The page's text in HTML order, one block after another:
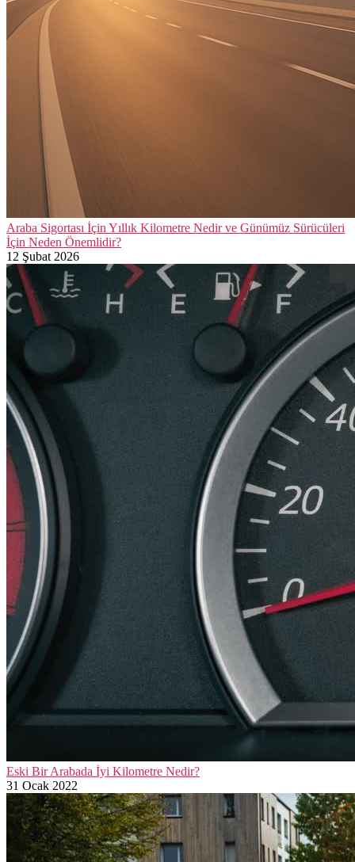
Araba Sigortası İçin Yıllık Kilometre Nedir ve Günümüz Sürücüleri
İçin Neden Önemlidir?
12 Şubat 2026
Eski Bir Arabada İyi Kilometre Nedir?
31 Ocak 2022